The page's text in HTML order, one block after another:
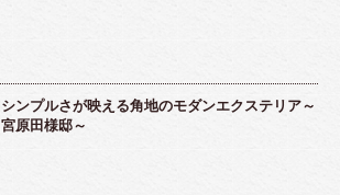
シンプルさが映える角地のモダンエクステリア～
宮原田様邸～